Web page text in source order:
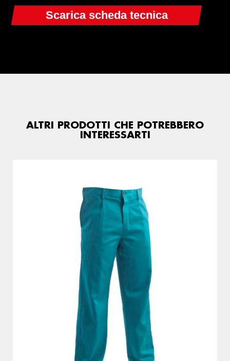
ALTRI PRODOTTI CHE POTREBBERO
INTERESSARTI